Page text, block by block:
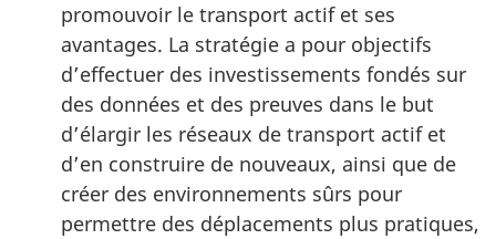
promouvoir le transport actif et ses
avantages. La stratégie a pour objectifs
d’effectuer des investissements fondés sur
des données et des preuves dans le but
d’élargir les réseaux de transport actif et
d’en construire de nouveaux, ainsi que de
créer des environnements sûrs pour
permettre des déplacements plus pratiques,